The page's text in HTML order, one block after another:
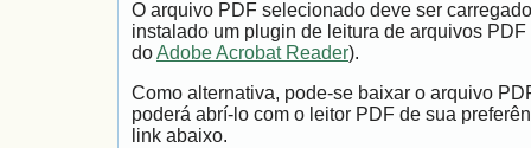
O arquivo PDF selecionado deve ser
instalado um plugin de leitura de arquivos
doAdobe Acrobat Reader).
Como alternativa, pode-se baixar o arquivo
poderá abrí-lo com o leitor PDF de sua
link abaixo.